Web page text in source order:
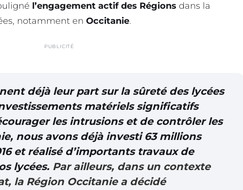
l’engagement actif des Régions dans la
notamment en Occitanie.
PUBLICITÉ
déjà leur part sur la sûreté des lycées
matériels significatifs
les intrusions et de contrôler les
nous avons déjà investi 63 millions
et réalisé d’importants travaux de
lycées. Par ailleurs, dans un contexte
la Région Occitanie a décidé